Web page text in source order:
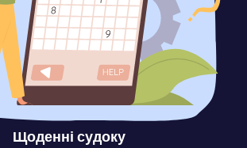
Щоденні судоку